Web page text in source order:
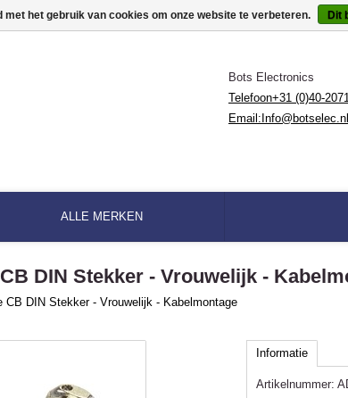
Bots Electronics
Telefoon+31 (0)40-
Email: Info@botselec.nl
ALLE MERKEN
DIN Stekker - Vrouwelijk -
CB DIN Stekker - Vrouwelijk - Kabelmontage
Informatie
Artikelnummer:
het gebruik van cookies om onze website te verbeteren. Dit